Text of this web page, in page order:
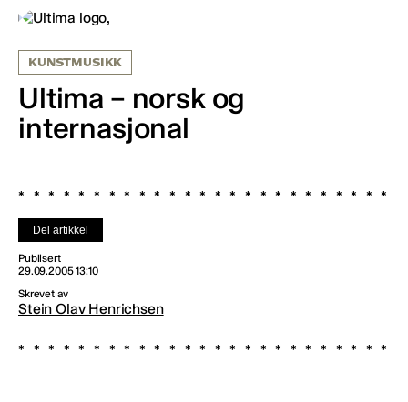
KUNSTMUSIKK
Ultima – norsk og
internasjonal
Del artikkel
Publisert
29.09.2005 13:10
Skrevet av
Stein Olav Henrichsen